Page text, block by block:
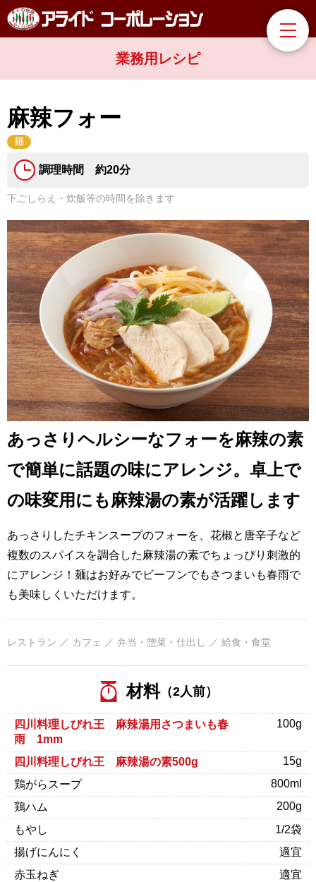
業務用レシピ
麻辣フォー
麺
調理時間 約20分
下ごしらえ・炊飯等の時間を除きます
あっさりヘルシーなフォーを麻辣の素
で簡単に話題の味にアレンジ。卓上で
の味変用にも麻辣湯の素が活躍します
あっさりしたチキンスープのフォーを、花椒と唐辛子など
複数のスパイスを調合した麻辣湯の素でちょっぴり刺激的
にアレンジ！麺はお好みでビーフンでもさつまいも春雨で
も美味しくいただけます。
レストラン ／ カフェ ／ 弁当・惣菜・仕出し ／ 給食・食堂
材料（2人前）
四川料理しびれ王 麻辣湯用さつまいも春
雨 1mm
100g
四川料理しびれ王 麻辣湯の素500g
15g
鶏がらスープ
800ml
鶏ハム
200g
もやし
1/2袋
揚げにんにく
適宜
赤玉ねぎ
適宜